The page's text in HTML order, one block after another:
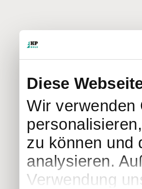
Diese
Wir verwenden
zu können und
analysieren.
Verwendung